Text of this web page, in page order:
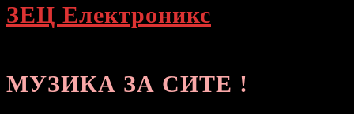
ЗЕЦ Електроникс
МУЗИКА ЗА СИТЕ !